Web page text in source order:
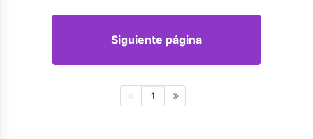
Siguiente página
1